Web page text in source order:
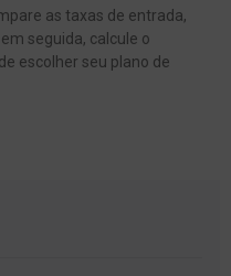
as taxas de entrada,
seguida, calcule o
escolher seu plano de